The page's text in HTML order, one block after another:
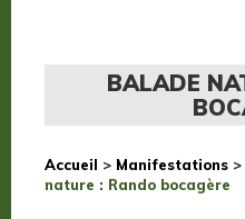
BALADE
Accueil > Manifestations >
nature : Rando bocagère